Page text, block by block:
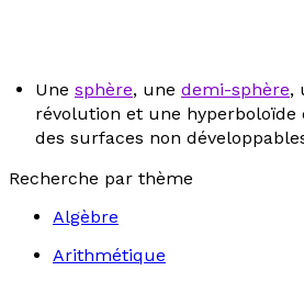
Une sphère, une demi-sphère,
révolution et une hyperboloïde
des surfaces non
Recherche par thème
Algèbre
Arithmétique